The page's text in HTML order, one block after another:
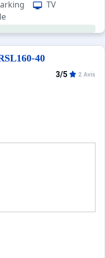
Immeuble en pied de
couvert payant, géré
TV
40
3/5 2 Avis